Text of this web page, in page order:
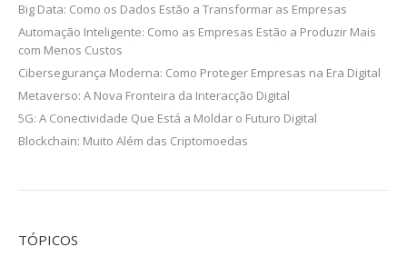
Big Data: Como os Dados Estão a Transformar as Empresas
Automação Inteligente: Como as Empresas Estão a Produzir Mais
com Menos Custos
Cibersegurança Moderna: Como Proteger Empresas na Era Digital
Metaverso: A Nova Fronteira da Interacção Digital
5G: A Conectividade Que Está a Moldar o Futuro Digital
Blockchain: Muito Além das Criptomoedas
TÓPICOS